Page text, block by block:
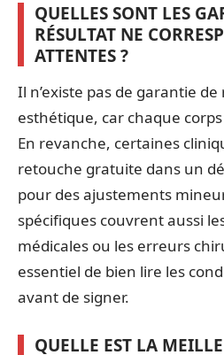
QUELLES SONT LES
RÉSULTAT NE
ATTENTES ?
Il n’existe pas de garantie
esthétique, car chaque
En revanche, certaines
retouche gratuite dans un
pour des ajustements
spécifiques couvrent aussi
médicales ou les erreurs
essentiel de bien lire les
avant de signer.
QUELLE EST LA